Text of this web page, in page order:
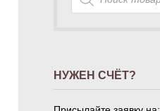
товаров
НУЖЕН СЧЁТ?